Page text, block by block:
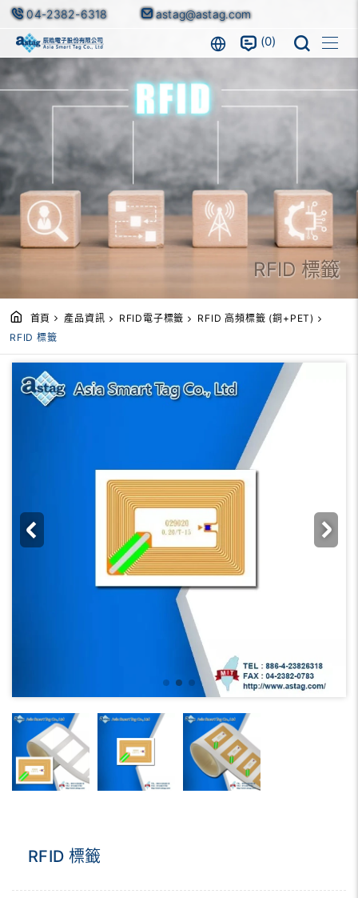
04-2382-6318 astag@astag.com
0
RFID 標籤
首頁 產品資訊 RFID電子標籤
RFID 高頻標籤 (銅+PET)
RFID 標籤
RFID 標籤